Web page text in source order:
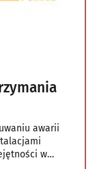
awarii
w